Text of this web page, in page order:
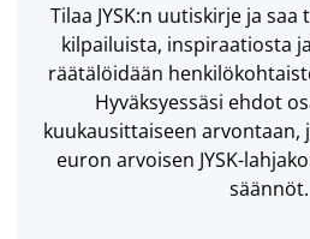
Tilaa JYSK:n uutiskirje ja
kilpailuista, inspiraatiosta
räätälöidään
Hyväksyessäsi ehdot
kuukausittaiseen arvontaan,
euron arvoisen JYSK-
säännöt.